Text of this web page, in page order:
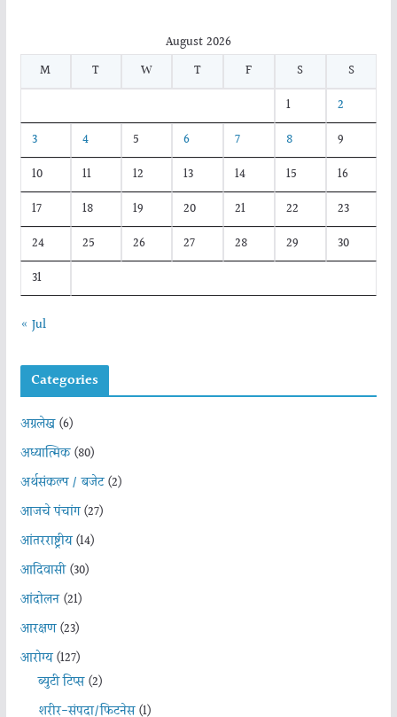
August 2026
M
T W T F S
S
1
2
3
4 5 6 7 8
9
10
11 12 13 14 15
16
17
18 19 20 21 22
23
24
25 26 27 28 29
30
31
« Jul
Categories
अग्रलेख(6)
अध्यात्मिक(80)
अर्थसंकल्प / बजेट(2)
आजचे पंचांग(27)
आंतरराष्ट्रीय(14)
आदिवासी(30)
आंदोलन(21)
आरक्षण(23)
आरोग्य(127)
ब्युटी टिप्स(2)
शरीर-संपदा/फिटनेस(1)